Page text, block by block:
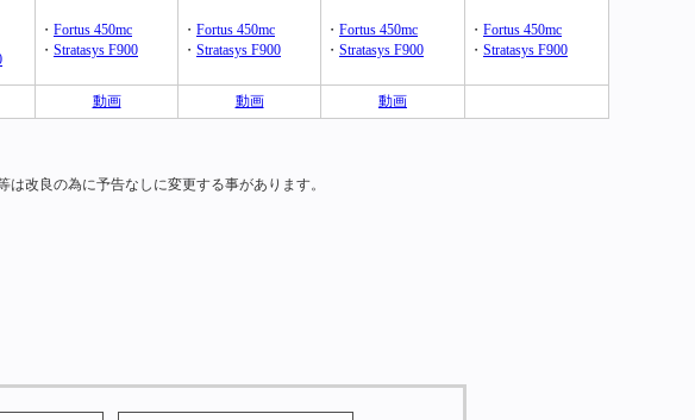
・ Fortus 450mc
・ Stratasys F900
・ Fortus 450mc
・ Stratasys F900
・ Fortus 450mc
・ Stratasys F900
・ Fortus 450mc
・ Stratasys F900
動画 動画 動画
改良の為に予告なしに変更する事があります。